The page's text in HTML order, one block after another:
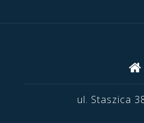
ul. Staszica